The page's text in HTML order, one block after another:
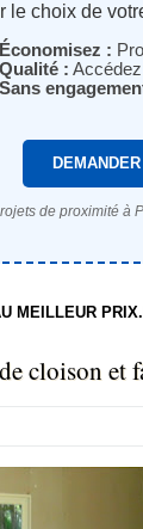
le choix de
Économisez :
Qualité :
Sans
de proximité à
MEILLEUR
cloison et